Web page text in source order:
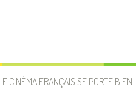
CINÉMA FRANÇAIS SE PORTE BIEN !